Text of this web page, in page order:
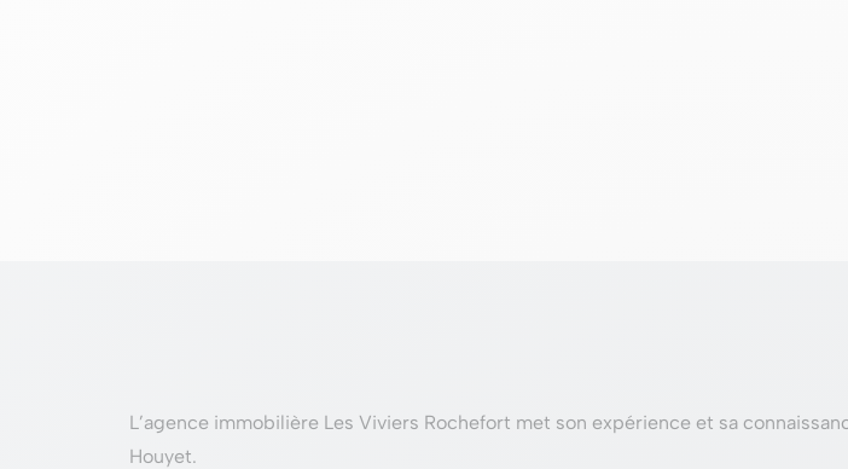
L’agence immobilière Les Viviers Rochefort met son expérience et sa
Houyet.